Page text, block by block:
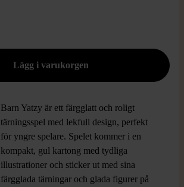
Barn Yatzy är ett färgglatt och roligt
tärningsspel med lekfull design, perfekt
för yngre spelare. Spelet kommer i en
kompakt, gul kartong med tydliga
illustrationer och sticker ut med sina
färgglada tärningar och glada figurer på